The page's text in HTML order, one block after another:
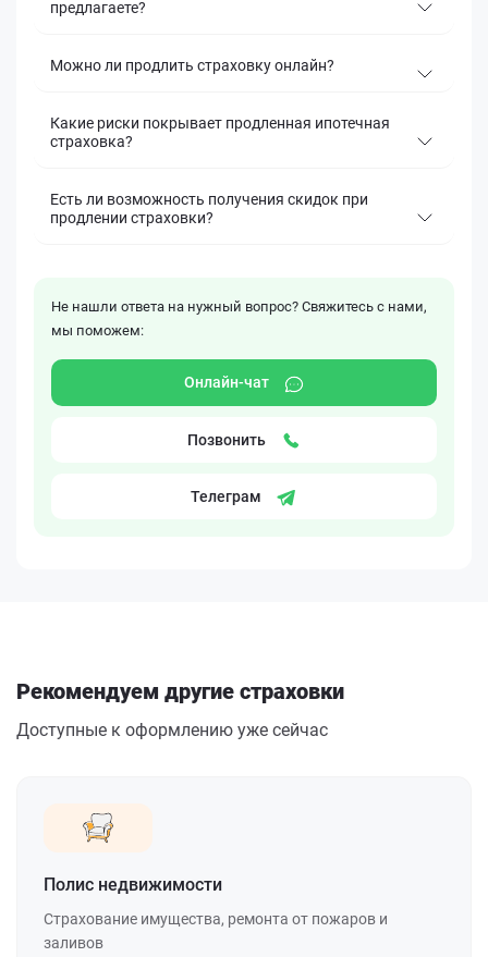
предлагаете?
Можно ли продлить страховку онлайн?
Какие риски покрывает продленная ипотечная
страховка?
Есть ли возможность получения скидок при
продлении страховки?
Не нашли ответа на нужный вопрос? Свяжитесь с нами,
мы поможем:
Онлайн-чат
Позвонить
Телеграм
Рекомендуем другие страховки
Доступные к оформлению уже сейчас
Полис недвижимости
Страхование имущества, ремонта от пожаров и
заливов